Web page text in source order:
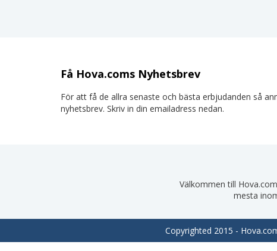
Få Hova.coms Nyhetsbrev
För att få de allra senaste och bästa erbjudanden så
nyhetsbrev. Skriv in din emailadress nedan.
Välkommen till
mesta
Copyrighted 2015 -